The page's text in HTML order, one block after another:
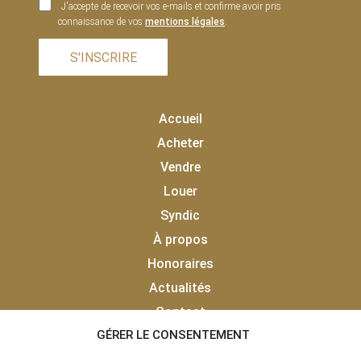
GÉRER LE CONSENTEMENT
J'accepte de recevoir vos e-mails et confirme avoir pris
connaissance de vos mentions légales.
S'INSCRIRE
Accueil
Acheter
Vendre
Louer
Syndic
À propos
Honoraires
Actualités
Contact
Vendu